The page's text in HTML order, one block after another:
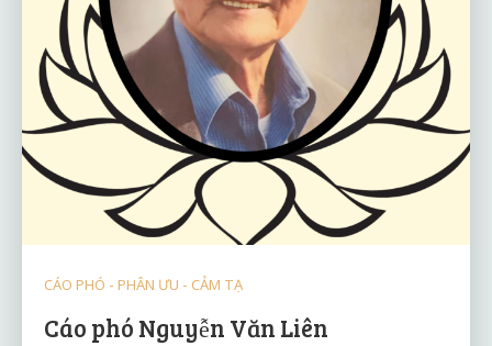
CÁO PHÓ - PHÂN ƯU - CẢM TẠ
Cáo phó Nguyễn Văn Liên